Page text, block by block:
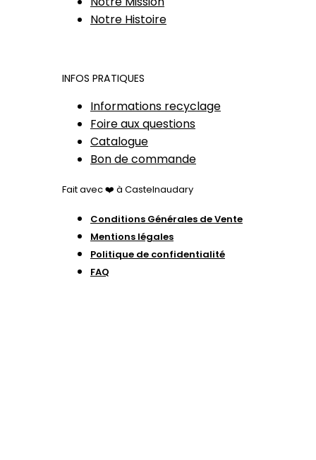
Notre Histoire
INFOS PRATIQUES
Informations recyclage
Foire aux questions
Catalogue
Bon de commande
Fait avec ❤️ à Castelnaudary
Conditions Générales de Vente
Mentions légales
Politique de confidentialité
FAQ